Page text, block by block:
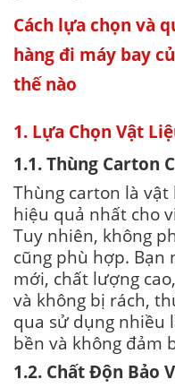
Cách lựa chọn và
hàng đi máy bay
thế nào
1. Lựa Chọn Vật
1.1. Thùng Carton
Thùng carton là vật
hiệu quả nhất cho
Tuy nhiên, không
cũng phù hợp. Bạn
mới, chất lượng
và không bị rách,
qua sử dụng nhiều
bền và không đảm
1.2. Chất Độn Bảo